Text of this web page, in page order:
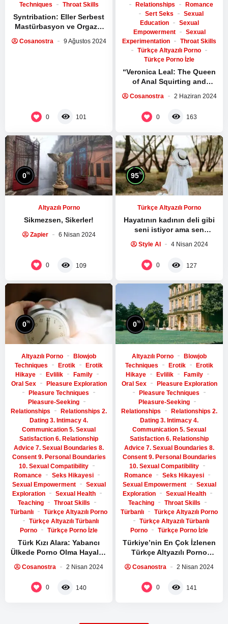
Techniques
Throat Skills
Syntribation: Eller Serbest
Mastürbasyon ve Orgazm
Cosanostra 9 Ağustos 2024
0 101
Relationships
Romance
Sert Seks
Sexual
Education
Sexual
Empowerment
Sexual
Experimentation
Throat Skills
Türkçe Altyazılı Porno
Türkçe Porno İzle
“Veronica Leal: The Queen
of Anal Squirting and
Cosanostra 2 Haziran 2024
0 163
0%
Altyazılı Porno
Sikmezsen, Sikerler!
Zapier 6 Nisan 2024
0 109
95%
Türkçe Altyazılı Porno
Hayatının kadının deli gibi
seni istiyor ama sen
Style AI 4 Nisan 2024
0 127
0%
Altyazılı Porno
Blowjob
Techniques
Erotik
Erotik
Hikaye
Evlilik
Family
Oral Sex
Pleasure Exploration
Pleasure Techniques
Pleasure-Seeking
Relationships
Relationships 2.
Dating 3. Intimacy 4.
Communication 5. Sexual
Satisfaction 6. Relationship
Advice 7. Sexual Boundaries 8.
Consent 9. Personal Boundaries
10. Sexual Compatibility
Romance
Seks Hikayesi
Sexual Empowerment
Sexual
Exploration
Sexual Health
Teaching
Throat Skills
Türbanlı
Türkçe Altyazılı Porno
Türkçe Altyazılı Türbanlı
Porno
Türkçe Porno İzle
Türk Kızı Alara: Yabancı
Ülkede Porno Olma Hayalini
Cosanostra 2 Nisan 2024
0 140
0%
Altyazılı Porno
Blowjob
Techniques
Erotik
Erotik
Hikaye
Evlilik
Family
Oral Sex
Pleasure Exploration
Pleasure Techniques
Pleasure-Seeking
Relationships
Relationships 2.
Dating 3. Intimacy 4.
Communication 5. Sexual
Satisfaction 6. Relationship
Advice 7. Sexual Boundaries 8.
Consent 9. Personal Boundaries
10. Sexual Compatibility
Romance
Seks Hikayesi
Sexual Empowerment
Sexual
Exploration
Sexual Health
Teaching
Throat Skills
Türbanlı
Türkçe Altyazılı Porno
Türkçe Altyazılı Türbanlı
Porno
Türkçe Porno İzle
Türkiye’nin En Çok İzlenen
Türkçe Altyazılı Porno
Cosanostra 2 Nisan 2024
0 141